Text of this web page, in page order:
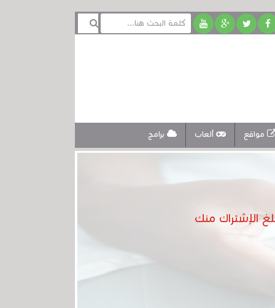
مواقع ألعاب برامج
الإشتراك منك